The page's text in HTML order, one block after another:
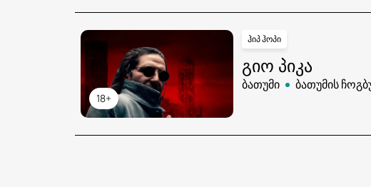
18+
ჰიპ ჰოპი
ᲒᲘᲝ ᲞᲘᲙᲐ
ბათუმი ბათუმის